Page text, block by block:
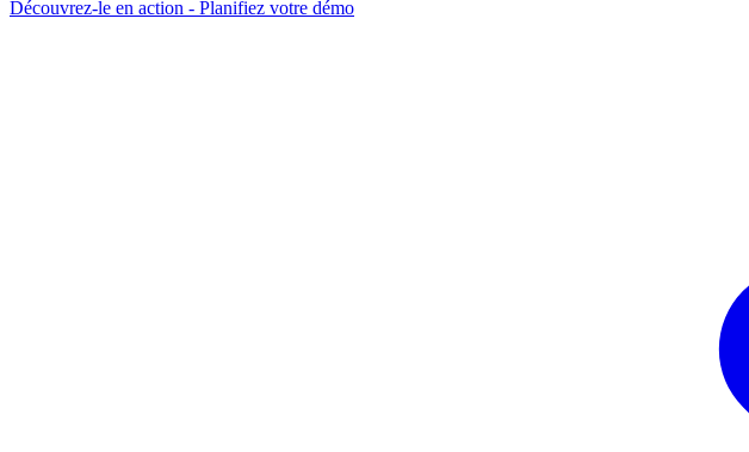
Découvrez-le en action - Planifiez votre démo